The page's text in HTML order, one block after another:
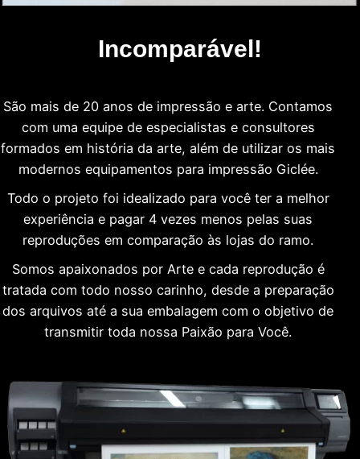
Incomparável!
São mais de 20 anos de impressão e arte. Contamos
com uma equipe de especialistas e consultores
formados em história da arte, além de utilizar os mais
modernos equipamentos para impressão Giclée.
Todo o projeto foi idealizado para você ter a melhor
experiência e pagar 4 vezes menos pelas suas
reproduções em comparação às lojas do ramo.
Somos apaixonados por Arte e cada reprodução é
tratada com todo nosso carinho, desde a preparação
dos arquivos até a sua embalagem com o objetivo de
transmitir toda nossa Paixão para Você.